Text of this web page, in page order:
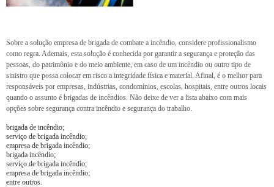
Sobre a solução empresa de brigada de combate a incêndio, considere profissionalismo
como regra. Ademais, esta solução é conhecida por garantir a segurança e proteção das
pessoas, do patrimônio e do meio ambiente, em caso de um incêndio ou outro tipo de
sinistro que possa colocar em risco a integridade física e material. Afinal, é o melhor para
responsáveis por empresas, indústrias, condomínios, escolas, hospitais, entre outros locais
quando o assunto é brigadas de incêndios. Não deixe de ver a lista abaixo com mais
opções sobre segurança contra incêndio e segurança do trabalho.
brigada de incêndio;
serviço de brigada incêndio;
empresa de brigada incêndio;
brigada incêndio;
serviço de brigada incêndio;
empresa de brigada incêndio;
entre outros.